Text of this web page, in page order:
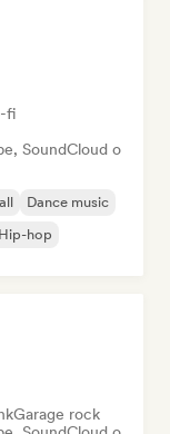
fi
SoundCloud o
Dance music
Hip-hop
Garage rock